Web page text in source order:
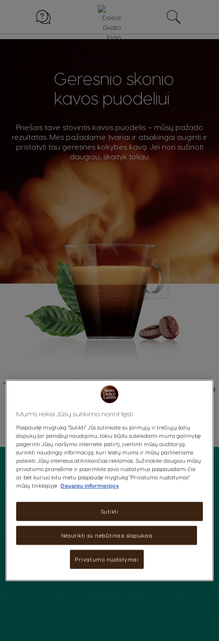
Geresnio skonio
kavos puodeliui
Priešais tave stovintis kavos puodelis – mūsų pažado
rezultatas. Mes pažadame tvariai ir atsakingai auginti ir
pristatyti tau geresnės kokybės kavą. Jei nori sužinoti
daugiau, skaityk toliau.
Tvarumas slypi darbuose
Kalbėti apie tvarią ateitį nepakanka. Reikia imtis realių
Įgalinti kavos augintojus ir jų
bendruomenes, tiekti jiems įrankius, kurie
auginimui.
Mums reikia Jūsų sutikimo norint tęsti
Paspaudę mygtuką "Sutikti" Jūs sutinkate su pirmųjų ir trečiųjų šalių
slapukų (ar panašių) naudojimu, tokiu būdu suteikdami mums galimybę
pagerinti Jūsų naršymo internete patirtį, įvertinti mūsų auditoriją,
surinkti naudingą informaciją, kuri leistų mums ir mūsų partneriams
pateikti Jūsų interesus atitinkančias reklamas. Sužinokite daugiau mūsų
privatumo pranešime ir pasirinkite savo nustatymus paspausdami čia
ar bet kuriuo kitu metu paspaudę mygtuką "Privatumo nustatymai"
mūsų tinklapyje. Daugiau informacijos
Nesutikti su nebūtinais slapukais
Sutikti
Privatumo nustatymai